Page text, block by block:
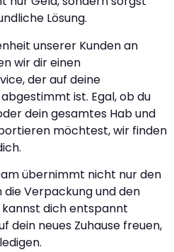
Lösung.
unserer Kunden an
wir dir einen
der auf deine
ist. Egal, ob du
dein gesamtes Hab und
möchtest, wir finden
übernimmt nicht nur den
Verpackung und den
kannst dich entspannt
dein neues Zuhause freuen,